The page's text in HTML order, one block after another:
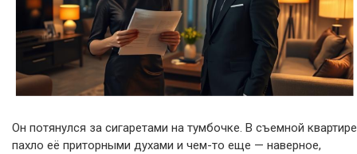
Он потянулся за сигаретами на тумбочке. В съемной квартире
пахло её приторными духами и чем-то еще — наверное,